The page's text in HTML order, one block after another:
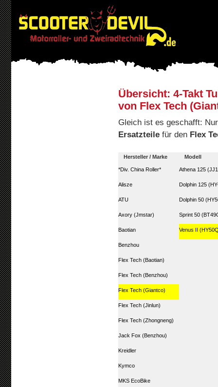
Übersicht: 4-Takt
von Flex Tech
Gleich ist es geschafft:
Ersatzteile für den Flex
Hersteller / Marke Modell
*Div. China Roller*
Alisze
ATU
Axory (Jmstar)
Baotian
Benzhou
Flex Tech (Baotian)
Flex Tech (Benzhou)
Flex Tech (Giantco)
Flex Tech (Jinlun)
Flex Tech (Zhongneng)
Jack Fox (Benzhou)
Kreidler
Kymco
MKS EcoBike
Athena 125
Dolphin 125
Dolphin 50
Sprint 50
Venus II